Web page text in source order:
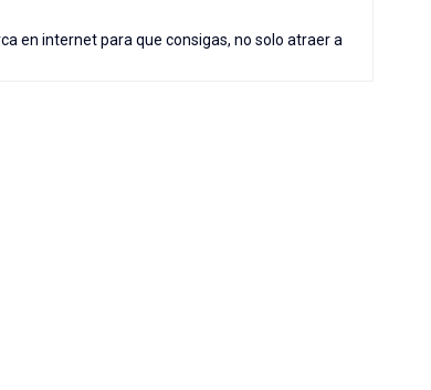
en internet para que consigas, no solo atraer a